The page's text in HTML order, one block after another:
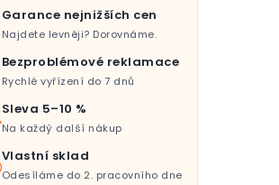
Garance nejnižších cen
Najdete levněji? Dorovnáme.
Bezproblémové reklamace
Rychlé vyřízení do 7 dnů
Sleva 5–10 %
Na každý další nákup
Vlastní sklad
Odesíláme do 2. pracovního dne